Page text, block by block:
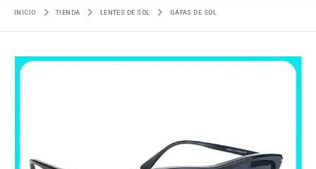
INICIO TIENDA LENTES DE SOL GAFAS DE SOL